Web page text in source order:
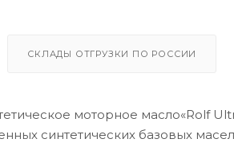
СКЛАДЫ ОТГРУЗКИ ПО РОССИИ
моторное масло«Rolf
синтетических базовых